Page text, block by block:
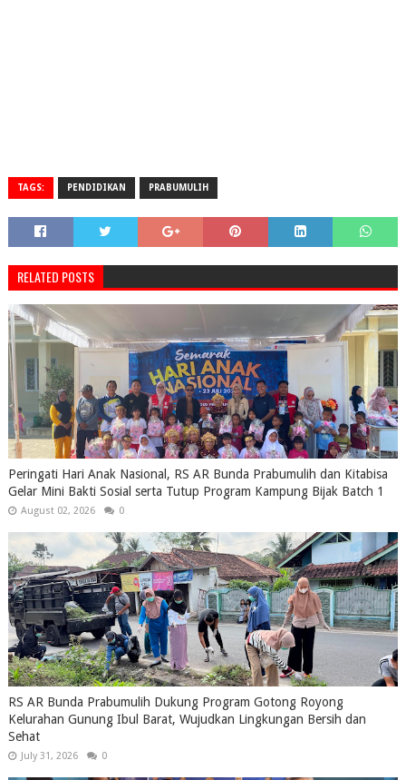
TAGS: PENDIDIKAN PRABUMULIH
RELATED POSTS
Peringati Hari Anak Nasional, RS AR Bunda Prabumulih dan Kitabisa
Gelar Mini Bakti Sosial serta Tutup Program Kampung Bijak Batch 1
August 02, 2026 0
RS AR Bunda Prabumulih Dukung Program Gotong Royong
Kelurahan Gunung Ibul Barat, Wujudkan Lingkungan Bersih dan
Sehat
July 31, 2026 0